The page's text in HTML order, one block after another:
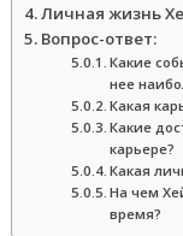
Личная жизнь
Вопрос-ответ:
Какие
нее
Какая
Какие
карьере?
Какая
На чем
время?